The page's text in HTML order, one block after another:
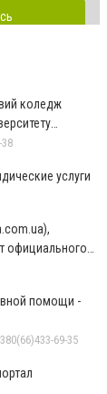
коледж
услуги
официального
помощи -
69-35